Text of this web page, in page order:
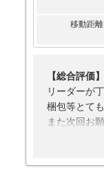
移動距離
【総合評価】
リーダーが
梱包等とても
また次回お